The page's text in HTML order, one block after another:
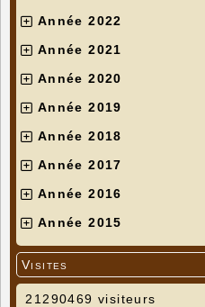
Année 2022
Année 2021
Année 2020
Année 2019
Année 2018
Année 2017
Année 2016
Année 2015
Visites
21290469 visiteurs